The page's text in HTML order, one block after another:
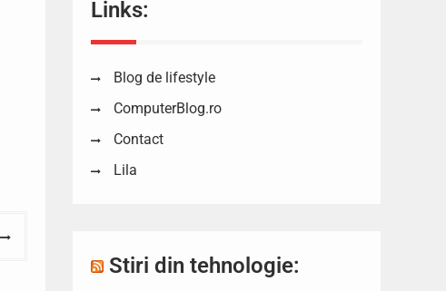
Links:
Blog de lifestyle
ComputerBlog.ro
Contact
Lila
Stiri din tehnologie: